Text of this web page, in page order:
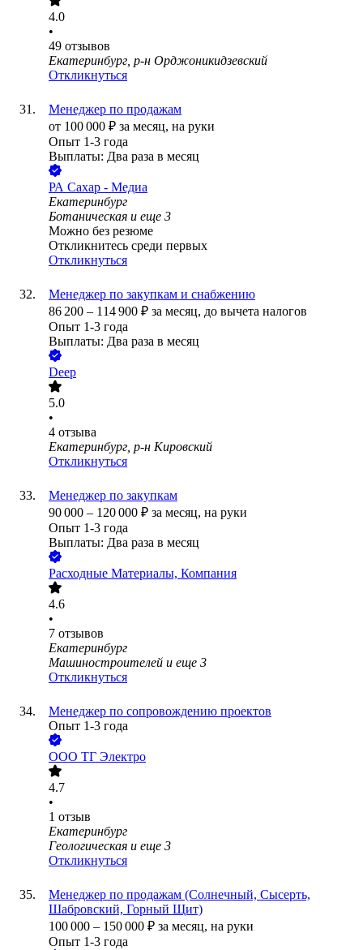
4.0
•
49 отзывов
Екатеринбург, р-н Орджоникидзевский
Откликнуться
Менеджер по продажам
от 100 000 ₽ за месяц, на руки
Опыт 1-3 года
Выплаты: Два раза в месяц
РА Сахар - Медиа
Екатеринбург
Ботаническая и еще 3
Можно без резюме
Откликнитесь среди первых
Откликнуться
Менеджер по закупкам и снабжению
86 200 – 114 900 ₽ за месяц, до вычета налогов
Опыт 1-3 года
Выплаты: Два раза в месяц
Deep
5.0
•
4 отзыва
Екатеринбург, р-н Кировский
Откликнуться
Менеджер по закупкам
90 000 – 120 000 ₽ за месяц, на руки
Опыт 1-3 года
Выплаты: Два раза в месяц
Расходные Материалы, Компания
4.6
•
7 отзывов
Екатеринбург
Машиностроителей и еще 3
Откликнуться
Менеджер по сопровождению проектов
Опыт 1-3 года
ООО ТГ Электро
4.7
•
1 отзыв
Екатеринбург
Геологическая и еще 3
Откликнуться
Менеджер по продажам (Солнечный, Сысерть,
Шабровский, Горный Щит)
100 000 – 150 000 ₽ за месяц, на руки
Опыт 1-3 года